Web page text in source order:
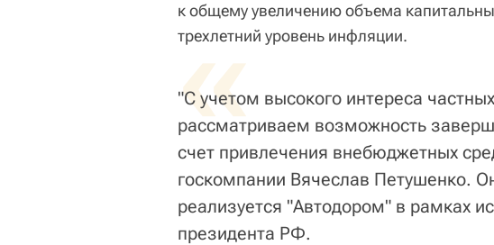
к общему увеличению объема
трехлетний уровень инфляции.
«
"С учетом высокого интереса
рассматриваем возможность
счет привлечения внебюджетных
госкомпании Вячеслав Петушенко.
реализуется "Автодором" в рамках
президента РФ.